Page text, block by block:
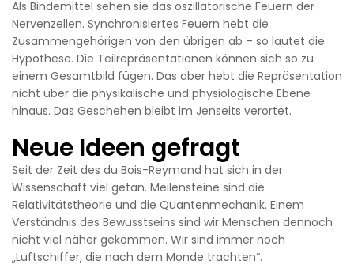
Als Bindemittel sehen sie das oszillatorische Feuern der
Nervenzellen. Synchronisiertes Feuern hebt die
Zusammengehörigen von den übrigen ab – so lautet die
Hypothese. Die Teilrepräsentationen können sich so zu
einem Gesamtbild fügen. Das aber hebt die Repräsentation
nicht über die physikalische und physiologische Ebene
hinaus. Das Geschehen bleibt im Jenseits verortet.
Neue Ideen gefragt
Seit der Zeit des du Bois-Reymond hat sich in der
Wissenschaft viel getan. Meilensteine sind die
Relativitätstheorie und die Quantenmechanik. Einem
Verständnis des Bewusstseins sind wir Menschen dennoch
nicht viel näher gekommen. Wir sind immer noch
„Luftschiffer, die nach dem Monde trachten“.